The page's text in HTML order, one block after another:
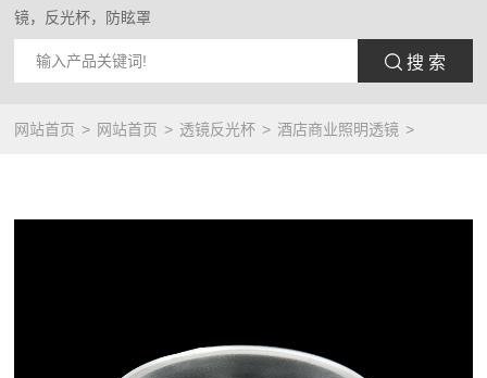
镜，反光杯，防眩罩
 搜 索
网站首页 网站首页 透镜反光杯 酒店商业照明透镜